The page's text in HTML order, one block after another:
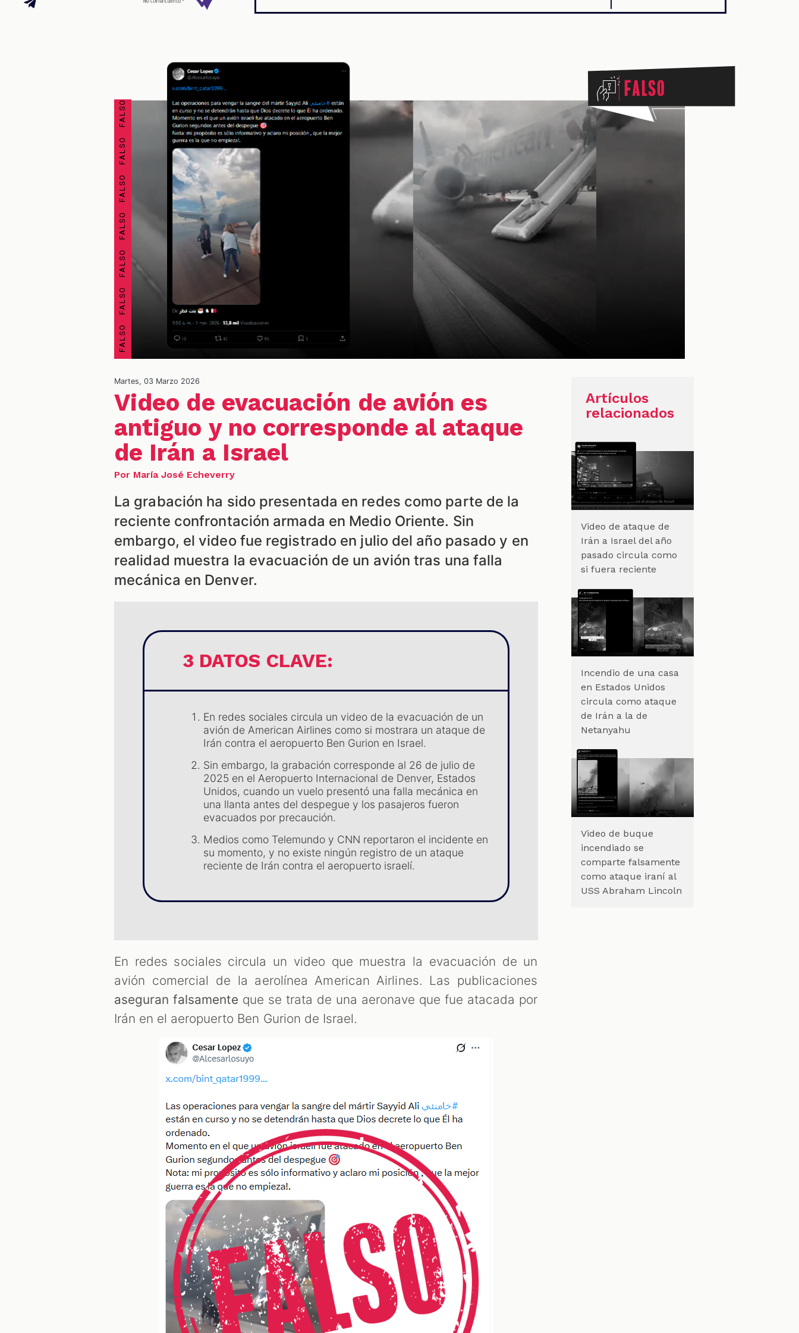
FALSO FALSO FALSO FALSO FALSO FALSO FALSO FALSO Falso
Martes, 03 Marzo 2026
Video de evacuación de avión es
antiguo y no corresponde al ataque
de Irán a Israel
Por María José Echeverry
La grabación ha sido presentada en redes como parte de la
reciente confrontación armada en Medio Oriente. Sin
embargo, el video fue registrado en julio del año pasado y en
realidad muestra la evacuación de un avión tras una falla
mecánica en Denver.
3 DATOS CLAVE:
En redes sociales circula un video de la evacuación de un
avión de American Airlines como si mostrara un ataque de
Irán contra el aeropuerto Ben Gurion en Israel.
Sin embargo, la grabación corresponde al 26 de julio de
2025 en el Aeropuerto Internacional de Denver, Estados
Unidos, cuando un vuelo presentó una falla mecánica en
una llanta antes del despegue y los pasajeros fueron
evacuados por precaución.
Medios como Telemundo y CNN reportaron el incidente en
su momento, y no existe ningún registro de un ataque
reciente de Irán contra el aeropuerto israelí.
En redes sociales circula un video que muestra la evacuación de un
avión comercial de la aerolínea American Airlines. Las publicaciones
aseguran falsamente que se trata de una aeronave que fue atacada por
Irán en el aeropuerto Ben Gurion de Israel.
Artículos
relacionados
Video de ataque de
Irán a Israel del año
pasado circula como
si fuera reciente
Incendio de una casa
en Estados Unidos
circula como ataque
de Irán a la de
Netanyahu
Video de buque
incendiado se
comparte falsamente
como ataque iraní al
USS Abraham Lincoln